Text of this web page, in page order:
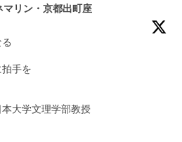
マリン・京都出町座
を
本大学文理学部教授